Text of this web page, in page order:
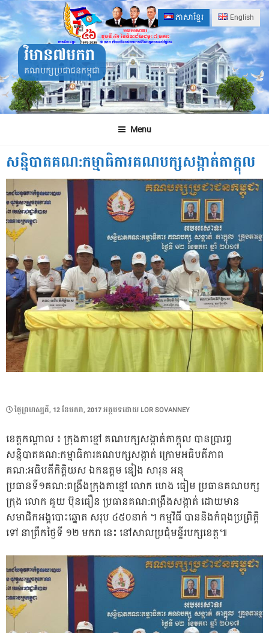
Skip
to
content
ភាសាខ្មែរ English
វិមាន៧មករា
គណបក្សប្រជាជនកម្ពុជា
Menu
សន្និបាតគណ:កម្មាធិការគណបក្សសង្កាត់តាក្តុល
POSTED
ថ្ងៃ​ព្រហស្បតិ៍, 12 ខែ​មករា, 2017អត្ថបទដោយ LOR SOVANNEY
ខេត្តកណ្តាល ៖ ក្រុងតាខ្មៅ គណបក្សសង្កាត់តាក្តុល បានប្រារព្ធ
សន្និបាតគណ:កម្មាធិការគណបក្សសង្កាត់ ក្រោមអធិបតីភាព
គណ:អធិបតីកិត្តិយស ឯកឧត្តម ឌៀង សារុន អនុ
ប្រធានទី១គណ:ពង្រឹងក្រុងតាខ្មៅ លោក ហេង ធៀម ប្រធានគណបក្ស
ក្រុង លោក គួយ ប៊ុនធឿន ប្រធានគណ:ពង្រឹងសង្កាត់ ដោយមាន
សមាជិកអង្គបោះឆ្នោត សរុប ៤៥០នាក់ ។ កម្មវិធី បាននិងកំពុងប្រព្រិត្តិ
ទៅ នាព្រឹកថ្ងៃទី ១២ មករា នេះ នៅសាលប្រជុំមន្ទីរបក្សខេត្ត៕